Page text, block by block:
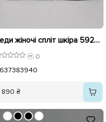
Кеди жіночі спліт шкіра 592757 Білі
0
37383940
890 ₴